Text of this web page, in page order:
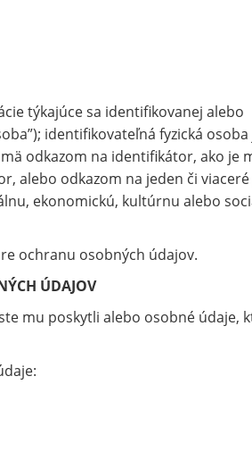
týkajúce sa identifikovanej alebo
identifikovateľná fyzická osoba
odkazom na identifikátor, ako je
alebo odkazom na jeden či
ekonomickú, kultúrnu alebo
ochranu osobných údajov.
ÚDAJOV
mu poskytli alebo osobné údaje,